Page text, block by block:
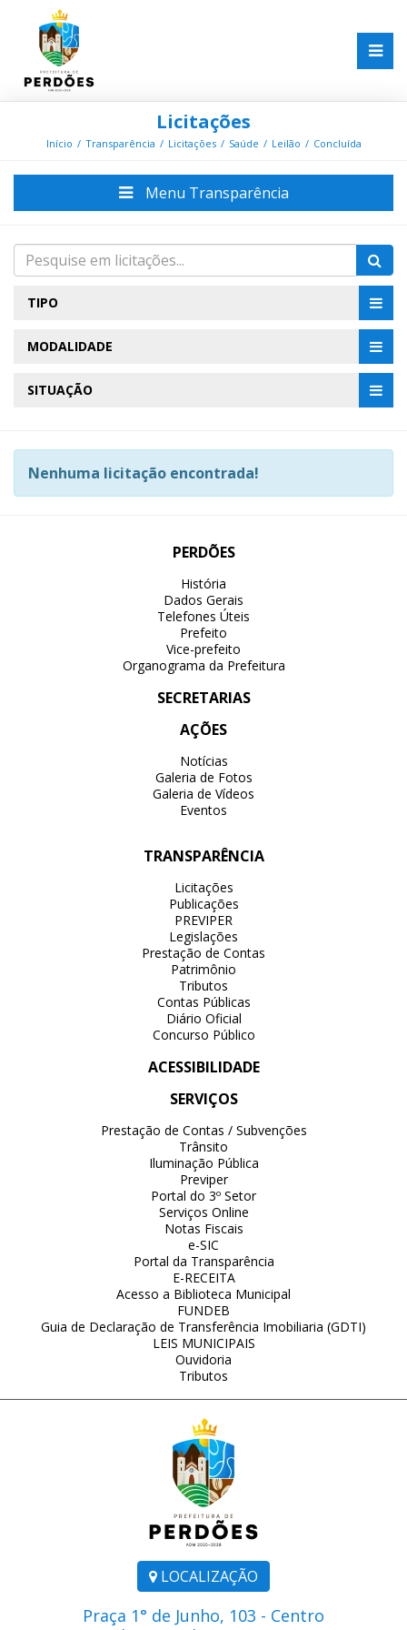
Licitações
Início Transparência Licitações Saúde Leilão Concluída
Menu Transparência
TIPO
MODALIDADE
SITUAÇÃO
Nenhuma licitação encontrada!
LOCALIZAÇÃO
Praça 1° de Junho, 103 - Centro
PERDÕES
História
Dados Gerais
Telefones Úteis
Prefeito
Vice-prefeito
Organograma da Prefeitura
SECRETARIAS
AÇÕES
Notícias
Galeria de Fotos
Galeria de Vídeos
Eventos
TRANSPARÊNCIA
Licitações
Publicações
PREVIPER
Legislações
Prestação de Contas
Patrimônio
Tributos
Contas Públicas
Diário Oficial
Concurso Público
ACESSIBILIDADE
SERVIÇOS
Prestação de Contas / Subvenções
Trânsito
Iluminação Pública
Previper
Portal do 3º Setor
Serviços Online
Notas Fiscais
e-SIC
Portal da Transparência
E-RECEITA
Acesso a Biblioteca Municipal
FUNDEB
Guia de Declaração de Transferência Imobiliaria (GDTI)
LEIS MUNICIPAIS
Ouvidoria
Tributos